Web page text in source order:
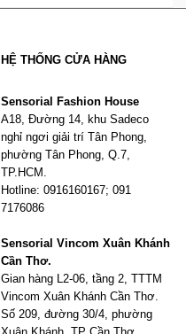
HỆ THỐNG CỬA HÀNG
Sensorial Fashion House
A18, Đường 14, khu Sadeco
nghỉ ngơi giải trí Tân Phong,
phường Tân Phong, Q.7,
TP.HCM.
Hotline: 0916160167; 091
7176086
Sensorial Vincom Xuân Khánh
Cần Thơ.
Gian hàng L2-06, tầng 2, TTTM
Vincom Xuân Khánh Cần Thơ.
Số 209, đường 30/4, phường